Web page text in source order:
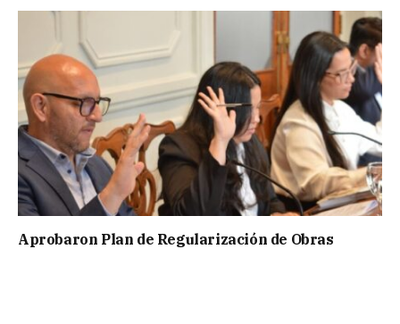
Aprobaron Plan de Regularización de Obras